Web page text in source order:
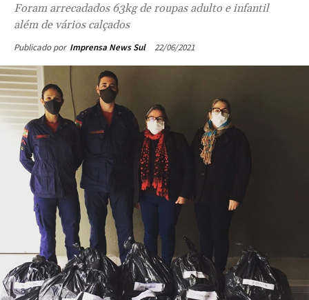
Foram arrecadados 63kg de roupas adulto e infantil
além de vários calçados
Publicado por Imprensa News Sul 22/06/2021